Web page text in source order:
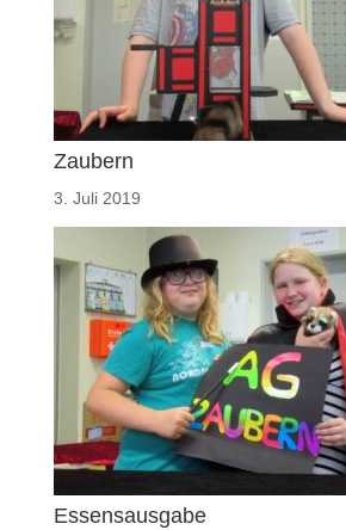
Zaubern
3. Juli 2019
Essensausgabe